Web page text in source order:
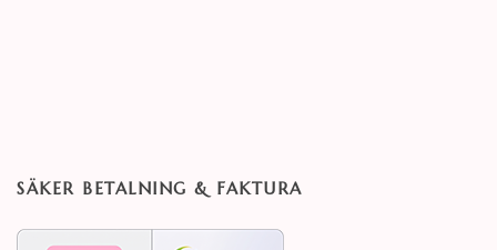
SÄKER BETALNING & FAKTURA